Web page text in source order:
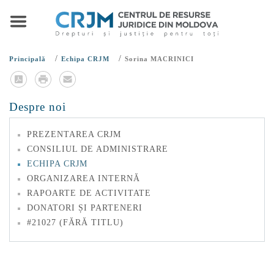
Principală / Echipa CRJM / Sorina MACRINICI
Despre noi
PREZENTAREA CRJM
CONSILIUL DE ADMINISTRARE
ECHIPA CRJM
ORGANIZAREA INTERNĂ
RAPOARTE DE ACTIVITATE
DONATORI ȘI PARTENERI
#21027 (FĂRĂ TITLU)